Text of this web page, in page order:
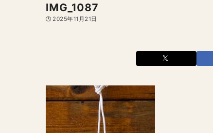
IMG_1087
2025年11月21日